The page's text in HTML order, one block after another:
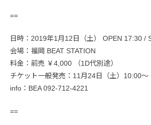
==
日時：2019年1月12日（土） OPEN 17:30 /
会場：福岡 BEAT STATION
料金：前売 ￥4,000 （1D代別途）
チケット一般発売：11月24日（土）10:00～
info：BEA 092-712-4221
==